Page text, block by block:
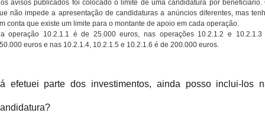
avisos publicados foi colocado o limite de uma candidatura por beneficiário.
não impede a apresentação de candidaturas a anúncios diferentes, mas
conta que existe um limite para o montante de apoio em cada operação.
operação 10.2.1.1 é de 25.000 euros, nas operações 10.2.1.2 e 10.2.1.3
euros e nas 10.2.1.4, 10.2.1.5 e 10.2.1.6 é de 200.000 euros.
efetuei parte dos investimentos, ainda posso inclui-los